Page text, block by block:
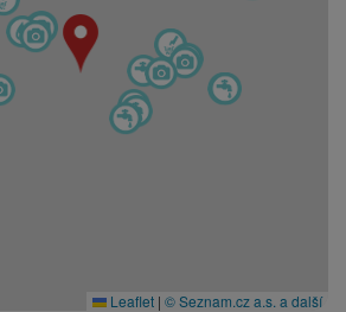
Leaflet | © Seznam.cz a.s. a další